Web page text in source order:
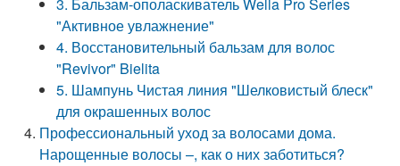
"Активное увлажнение"
4. Восстановительный бальзам для волос
"Revivor" Bielita
5. Шампунь Чистая линия "Шелковистый блеск"
для окрашенных волос
Профессиональный уход за волосами дома.
Нарощенные волосы –, как о них заботиться?